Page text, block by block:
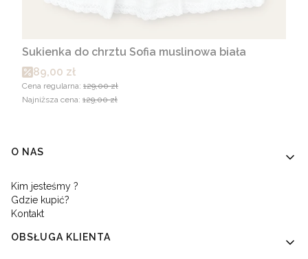
Sukienka do chrztu Sofia muslinowa biała
Cena promocyjna
89,00 zł
Cena regularna: 129,00 zł
Najniższa cena: 129,00 zł
Linki w stopce
O NAS
Kim jesteśmy ?
Gdzie kupić?
Kontakt
OBSŁUGA KLIENTA